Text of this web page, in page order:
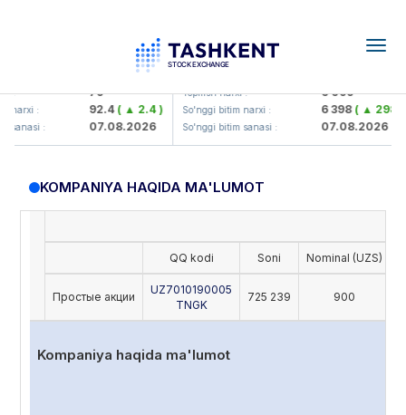
: 79
narxi : 92.4( ▲ 2.4 )
sanasi : 07.08.2026
UZMK (<O'zmetkombinat> AJ)
Yopilish narxi : 6 099
So'nggi bitim narxi : 6 398( ▲
So'nggi bitim sanasi : 07.08.2026
KOMPANIYA HAQIDA MA'LUMOT
QQ kodi Soni Nominal (UZS)
Простые акции
UZ7010190005
TNGK
725 239 900
Kompaniya haqida ma'lumot